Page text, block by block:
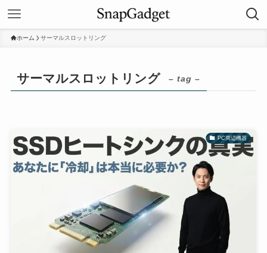
ホーム サーマルスロットリング
サーマルスロットリング – tag –
PC周辺機器